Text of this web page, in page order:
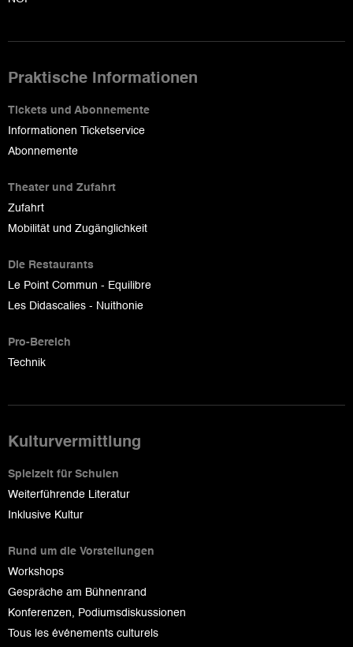
Praktische Informationen
Tickets und Abonnemente
Informationen Ticketservice
Abonnemente
Theater und Zufahrt
Zufahrt
Mobilität und Zugänglichkeit
Die Restaurants
Le Point Commun - Equilibre
Les Didascalies - Nuithonie
Pro-Bereich
Technik
Kulturvermittlung
Spielzeit für Schulen
Weiterführende Literatur
Inklusive Kultur
Rund um die Vorstellungen
Workshops
Gespräche am Bühnenrand
Konferenzen, Podiumsdiskussionen
Tous les événements culturels